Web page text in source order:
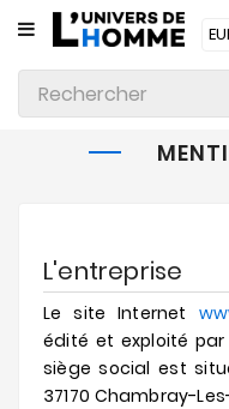
CATÉGORIE
Sous-
Vêtements
Bain
Vêtements
D'intérieur
Accessoires
L'entreprise
Le site Internet
édité et exploité par
siège social est
37170 Chambray-